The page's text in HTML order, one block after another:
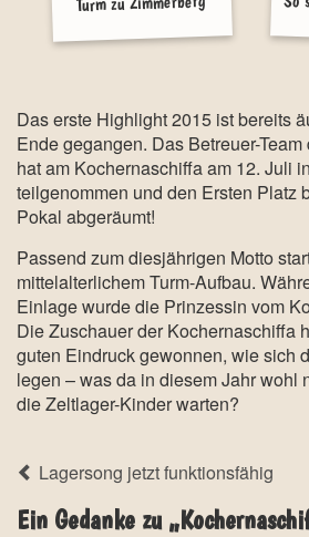
Das erste Highlight 2015 ist bereits
Ende gegangen. Das Betreuer-Team
hat am Kochernaschiffa am 12. Juli
teilgenommen und den Ersten Platz
Pokal abgeräumt!
Passend zum diesjährigen Motto
mittelalterlichem Turm-Aufbau.
Einlage wurde die Prinzessin vom
Die Zuschauer der Kochernaschiffa
guten Eindruck gewonnen, wie sich
legen – was da in diesem Jahr wohl
die Zeltlager-Kinder warten?
Lagersong jetzt funktionsfähig
Ein Gedanke zu